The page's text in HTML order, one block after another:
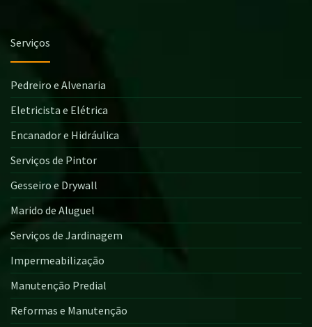
Serviços
Pedreiro e Alvenaria
Eletricista e Elétrica
Encanador e Hidráulica
Serviços de Pintor
Gesseiro e Drywall
Marido de Aluguel
Serviços de Jardinagem
Impermeabilização
Manutenção Predial
Reformas e Manutenção